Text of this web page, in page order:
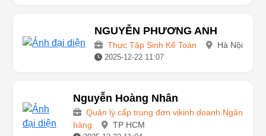
NGUYỄN PHƯƠNG ANH
Thực Tập Sinh Kế Toán
Nguyễn Hoàng Nhân
Quản lý cấp trung đơn vịkinh doanh Ngân